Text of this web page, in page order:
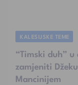
KALESIJSKE TEME
“Timski duh”
zamjeniti
Mancinijem